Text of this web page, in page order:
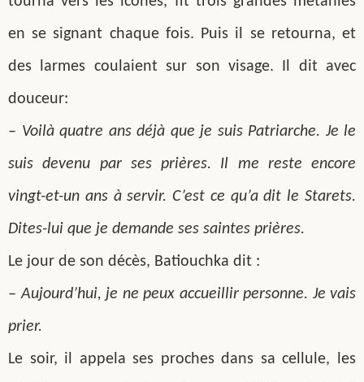
en se signant chaque fois. Puis il se retourna, et
des larmes coulaient sur son visage. Il dit avec
douceur:
– Voilà quatre ans déjà que je suis Patriarche. Je le
suis devenu par ses prières. Il me reste encore
vingt-et-un ans à servir. C’est ce qu’a dit le Starets.
Dites-lui que je demande ses saintes prières.
Le jour de son décès, Batiouchka dit :
– Aujourd’hui, je ne peux accueillir personne. Je vais
prier.
Le soir, il appela ses proches dans sa cellule, les